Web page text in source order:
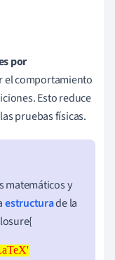
por
el comportamiento
Esto reduce
pruebas físicas.
matemáticos y
estructurade la